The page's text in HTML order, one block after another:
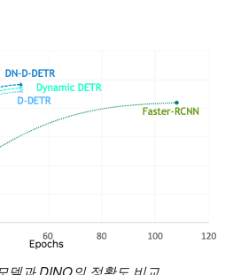
델과 DINO의 정확도 비교